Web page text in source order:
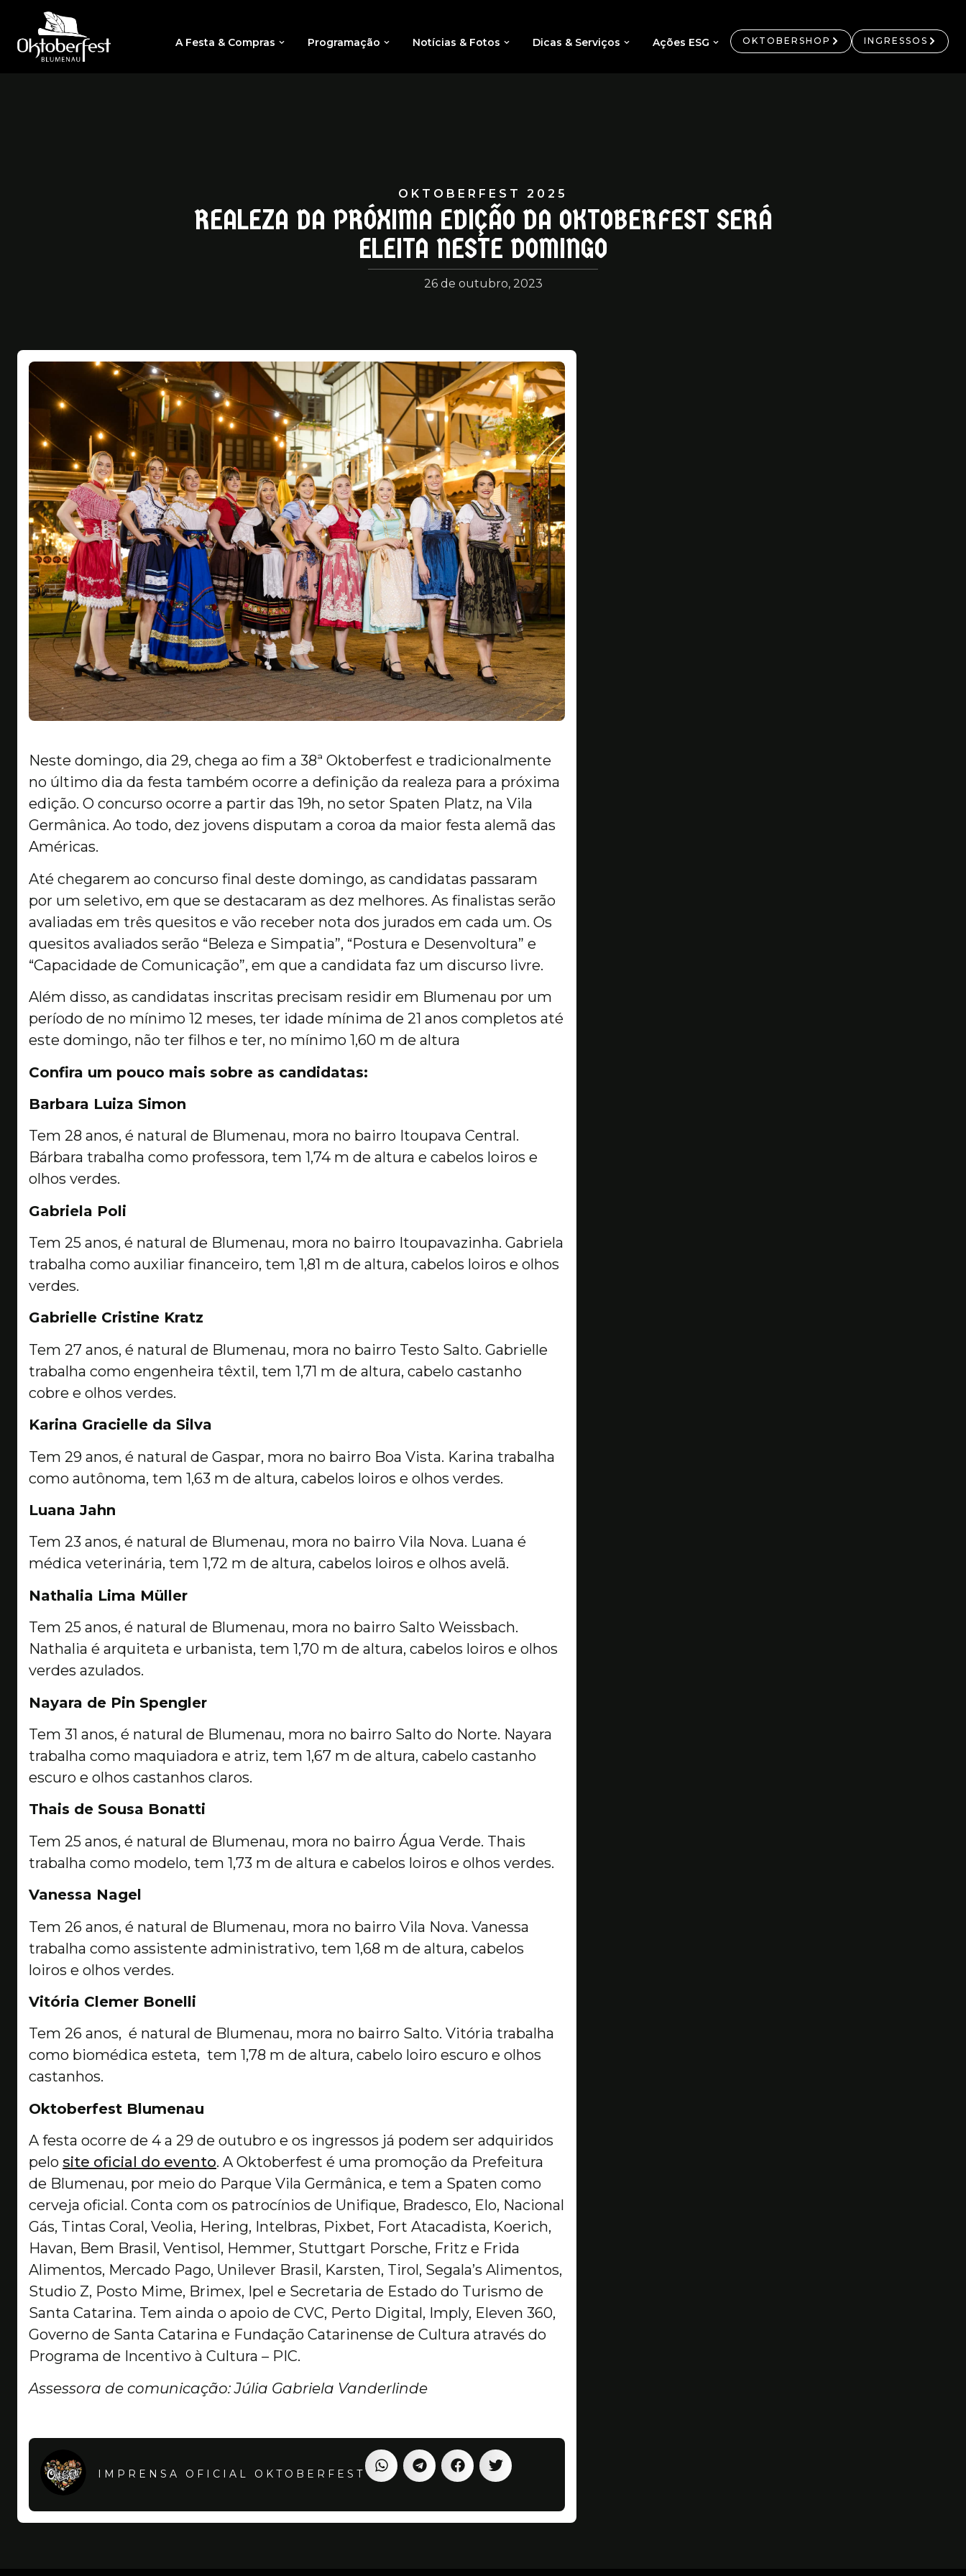
A Festa & Compras Programação Notícias & Fotos Dicas & Serviços Ações ESG OKTOBERSHOP INGRESSOS
OKTOBERFEST 2025
REALEZA DA PRÓXIMA EDIÇÃO DA OKTOBERFEST SERÁ
ELEITA NESTE DOMINGO
26 de outubro, 2023
Neste domingo, dia 29, chega ao fim a 38ª Oktoberfest e tradicionalmente
no último dia da festa também ocorre a definição da realeza para a próxima
edição. O concurso ocorre a partir das 19h, no setor Spaten Platz, na Vila
Germânica. Ao todo, dez jovens disputam a coroa da maior festa alemã das
Américas.
Até chegarem ao concurso final deste domingo, as candidatas passaram
por um seletivo, em que se destacaram as dez melhores. As finalistas serão
avaliadas em três quesitos e vão receber nota dos jurados em cada um. Os
quesitos avaliados serão “Beleza e Simpatia”, “Postura e Desenvoltura” e
“Capacidade de Comunicação”, em que a candidata faz um discurso livre.
Além disso, as candidatas inscritas precisam residir em Blumenau por um
período de no mínimo 12 meses, ter idade mínima de 21 anos completos até
este domingo, não ter filhos e ter, no mínimo 1,60 m de altura
Confira um pouco mais sobre as candidatas:
Barbara Luiza Simon
Tem 28 anos, é natural de Blumenau, mora no bairro Itoupava Central.
Bárbara trabalha como professora, tem 1,74 m de altura e cabelos loiros e
olhos verdes.
Gabriela Poli
Tem 25 anos, é natural de Blumenau, mora no bairro Itoupavazinha. Gabriela
trabalha como auxiliar financeiro, tem 1,81 m de altura, cabelos loiros e olhos
verdes.
Gabrielle Cristine Kratz
Tem 27 anos, é natural de Blumenau, mora no bairro Testo Salto. Gabrielle
trabalha como engenheira têxtil, tem 1,71 m de altura, cabelo castanho
cobre e olhos verdes.
Karina Gracielle da Silva
Tem 29 anos, é natural de Gaspar, mora no bairro Boa Vista. Karina trabalha
como autônoma, tem 1,63 m de altura, cabelos loiros e olhos verdes.
Luana Jahn
Tem 23 anos, é natural de Blumenau, mora no bairro Vila Nova. Luana é
médica veterinária, tem 1,72 m de altura, cabelos loiros e olhos avelã.
Nathalia Lima Müller
Tem 25 anos, é natural de Blumenau, mora no bairro Salto Weissbach.
Nathalia é arquiteta e urbanista, tem 1,70 m de altura, cabelos loiros e olhos
verdes azulados.
Nayara de Pin Spengler
Tem 31 anos, é natural de Blumenau, mora no bairro Salto do Norte. Nayara
trabalha como maquiadora e atriz, tem 1,67 m de altura, cabelo castanho
escuro e olhos castanhos claros.
Thais de Sousa Bonatti
Tem 25 anos, é natural de Blumenau, mora no bairro Água Verde. Thais
trabalha como modelo, tem 1,73 m de altura e cabelos loiros e olhos verdes.
Vanessa Nagel
Tem 26 anos, é natural de Blumenau, mora no bairro Vila Nova. Vanessa
trabalha como assistente administrativo, tem 1,68 m de altura, cabelos
loiros e olhos verdes.
Vitória Clemer Bonelli
Tem 26 anos, é natural de Blumenau, mora no bairro Salto. Vitória trabalha
como biomédica esteta, tem 1,78 m de altura, cabelo loiro escuro e olhos
castanhos.
Oktoberfest Blumenau
A festa ocorre de 4 a 29 de outubro e os ingressos já podem ser adquiridos
pelo site oficial do evento. A Oktoberfest é uma promoção da Prefeitura
de Blumenau, por meio do Parque Vila Germânica, e tem a Spaten como
cerveja oficial. Conta com os patrocínios de Unifique, Bradesco, Elo, Nacional
Gás, Tintas Coral, Veolia, Hering, Intelbras, Pixbet, Fort Atacadista, Koerich,
Havan, Bem Brasil, Ventisol, Hemmer, Stuttgart Porsche, Fritz e Frida
Alimentos, Mercado Pago, Unilever Brasil, Karsten, Tirol, Segala’s Alimentos,
Studio Z, Posto Mime, Brimex, Ipel e Secretaria de Estado do Turismo de
Santa Catarina. Tem ainda o apoio de CVC, Perto Digital, Imply, Eleven 360,
Governo de Santa Catarina e Fundação Catarinense de Cultura através do
Programa de Incentivo à Cultura – PIC.
Assessora de comunicação: Júlia Gabriela Vanderlinde
IMPRENSA OFICIAL OKTOBERFEST